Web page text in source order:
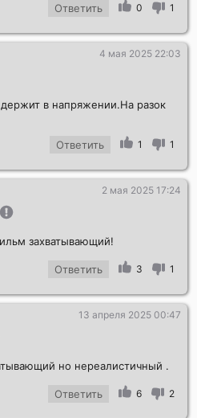
Ответить 0 1
4 мая 2025 22:03
в напряжении.На разок
Ответить 1 1
2 мая 2025 17:24
захватывающий!
Ответить 3 1
13 апреля 2025 00:47
но нереалистичный .
Ответить 6 2